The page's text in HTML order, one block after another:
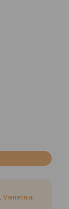
Vienetiniai